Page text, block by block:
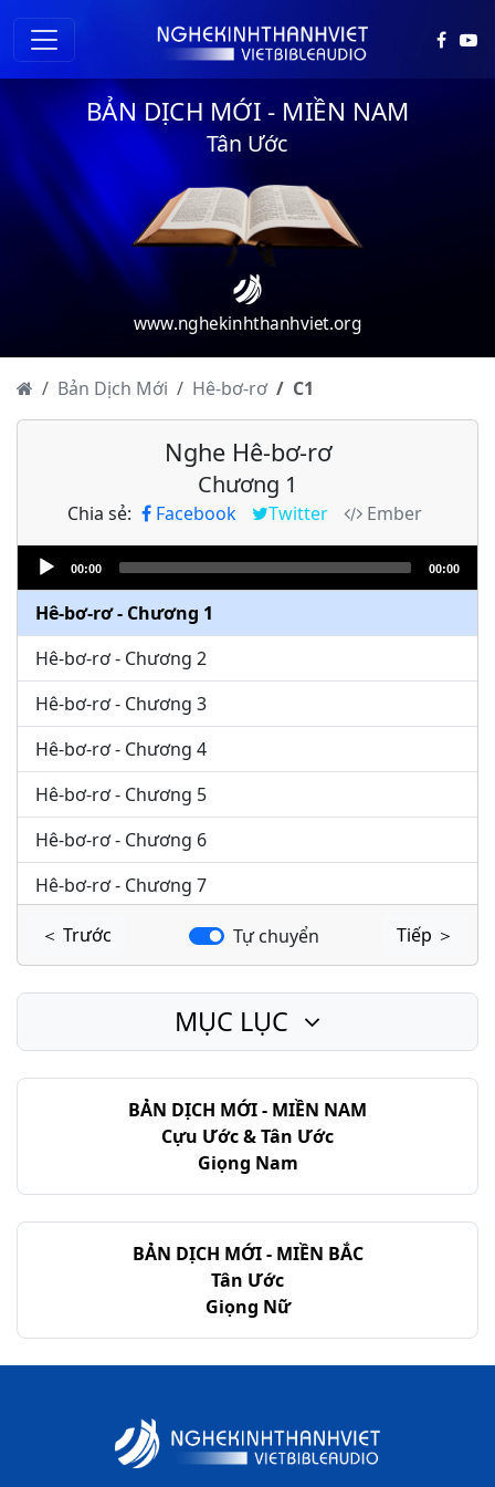
BẢN DỊCH MỚI - MIỀN NAM
Tân Ước
www.nghekinhthanhviet.org
Bản Dịch Mới Hê-bơ-rơ C1
Nghe Hê-bơ-rơ
Chương 1
Chia sẻ: Facebook Twitter
Ember
Audio
Player
00:00 00:00
Hê-bơ-rơ - Chương 1
Hê-bơ-rơ - Chương 2
Hê-bơ-rơ - Chương 3
Hê-bơ-rơ - Chương 4
Hê-bơ-rơ - Chương 5
Hê-bơ-rơ - Chương 6
Hê-bơ-rơ - Chương 7
Hê-bơ-rơ - Chương 8
Hê-bơ-rơ - Chương 10
Hê-bơ-rơ - Chương 12
Hê-bơ-rơ - Chương 13
＜ Trước Tự chuyển Tiếp ＞
BẢN DỊCH MỚI - MIỀN NAM
Cựu Ước & Tân Ước
Giọng Nam
BẢN DỊCH MỚI - MIỀN BẮC
Tân Ước
Giọng Nữ
MỤC LỤC